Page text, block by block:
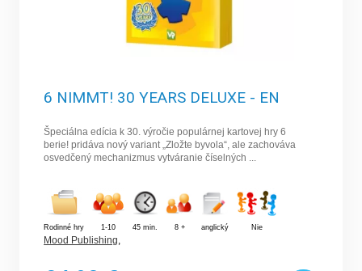
6 NIMMT! 30 YEARS DELUXE - EN
Špeciálna edícia k 30. výročie populárnej kartovej hry 6
berie! pridáva nový variant „Zložte byvola“, ale zachováva
osvedčený mechanizmus vytváranie číselných ...
Rodinné hry 1-10 45 min. 8 + anglický Nie
Mood Publishing